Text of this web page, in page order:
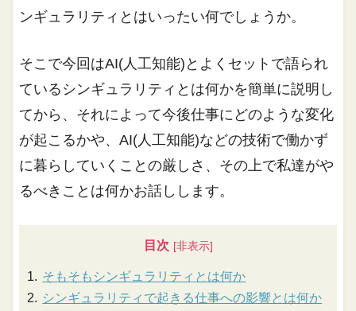
ンギュラリティとはいったい何でしょうか。
そこで今回はAI(人工知能)とよくセットで語られ
ているシンギュラリティとは何かを簡単に説明し
てから、それによって今後仕事にどのような変化
が起こるかや、AI(人工知能)などの技術で働かず
に暮らしていくことの厳しさ、その上で私達がや
るべきことは何かお話しします。
目次
そもそもシンギュラリティとは何か
シンギュラリティで起きる仕事への影響とは何か